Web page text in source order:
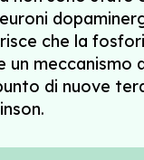
che la
un meccanismo
di nuove